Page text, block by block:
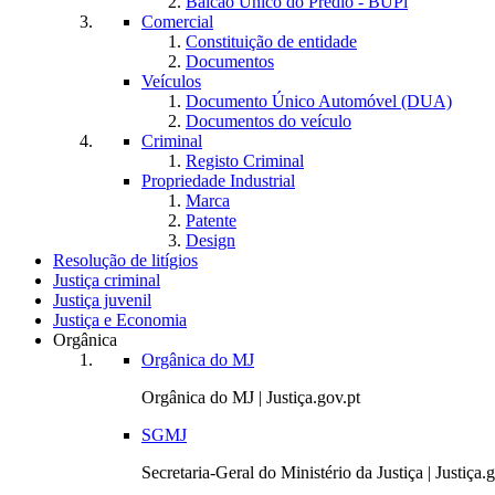
Comercial
Constituição de entidade
Documentos
Veículos
Documento Único Automóvel (DUA)
Documentos do veículo
Criminal
Registo Criminal
Propriedade Industrial
Marca
Patente
Design
Resolução de litígios
Justiça criminal
Justiça juvenil
Justiça e Economia
Orgânica
Orgânica do MJ
Orgânica do MJ | Justiça.gov.pt
SGMJ
Secretaria-Geral do Ministério da Justiça |